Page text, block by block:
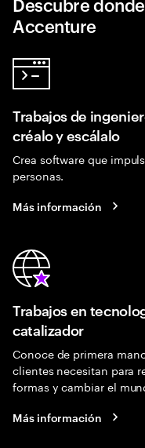
Accenture
Trabajos de
créalo y escálalo
Crea software que
personas.
Más información
Trabajos en
catalizador
Conoce de primera
clientes necesitan para
formas y cambiar el
Más información